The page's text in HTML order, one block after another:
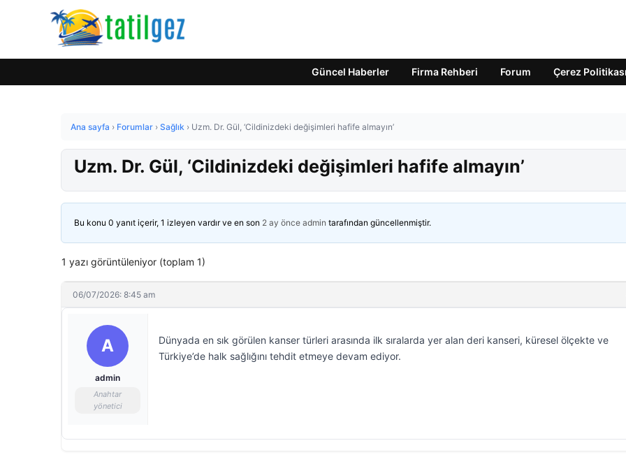
Güncel Haberler Firma Rehberi Forum Çerez Politikası
Ana sayfa › Forumlar › Sağlık › Uzm. Dr. Gül, ‘Cildinizdeki değişimleri hafife almayın’
Uzm. Dr. Gül, ‘Cildinizdeki değişimleri hafife almayın’
Bu konu 0 yanıt içerir, 1 izleyen vardır ve en son 2 ay önce admin tarafından güncellenmiştir.
1 yazı görüntüleniyor (toplam 1)
06/07/2026: 8:45 am
A
admin
Anahtar
yönetici
Dünyada en sık görülen kanser türleri arasında ilk sıralarda yer alan deri kanseri, küresel ölçekte ve
Türkiye’de halk sağlığını tehdit etmeye devam ediyor.